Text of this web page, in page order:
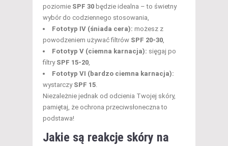
poziomie SPF 30 będzie idealna – to świetny
wybór do codziennego stosowania,
Fototyp IV (śniada cera): możesz z
powodzeniem używać filtrów SPF 20-30,
Fototyp V (ciemna karnacja): sięgaj po
filtry SPF 15-20,
Fototyp VI (bardzo ciemna karnacja):
wystarczy SPF 15.
Niezależnie jednak od odcienia Twojej skóry,
pamiętaj, że ochrona przeciwsłoneczna to
podstawa!
Jakie są reakcje skóry na